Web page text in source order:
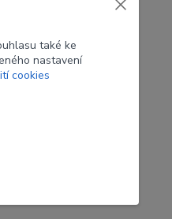
také ke
nastavení
cookies